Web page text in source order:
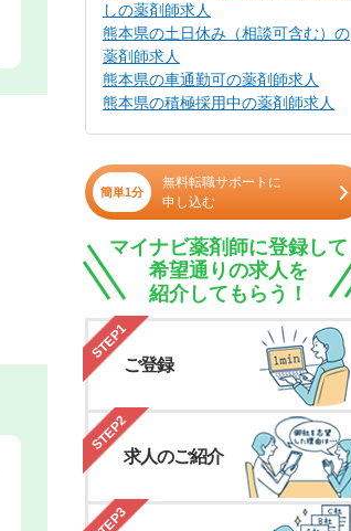
しの薬剤師求人
熊本県の土日休み（相談可含む）の
薬剤師求人
熊本県の車通勤可の薬剤師求人
熊本県の積極採用中の薬剤師求人
簡単1分
無料転職サポートに
申し込む
マイナビ薬剤師に登録して
希望通りの求人を
紹介してもらう！
STEP1
ご登録
STEP2
求人のご紹介